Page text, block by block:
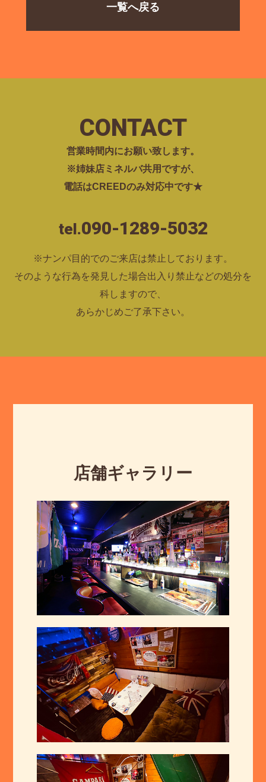
一覧へ戻る
CONTACT
営業時間内にお願い致します。
※姉妹店ミネルバ共用ですが、
電話はCREEDのみ対応中です★
tel.090-1289-5032
※ナンパ目的でのご来店は禁止しております。
そのような行為を発見した場合出入り禁止などの処分を
科しますので、
あらかじめご了承下さい。
店舗ギャラリー